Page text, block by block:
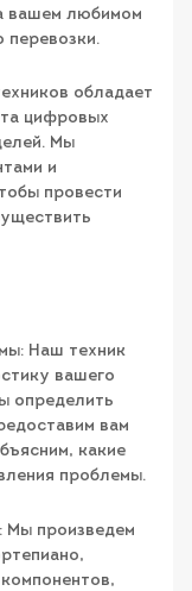
вашем любимом
перевозки.
обладает
цифровых
Мы
и
провести
Наш техник
вашего
определить
вам
какие
проблемы.
Мы произведем